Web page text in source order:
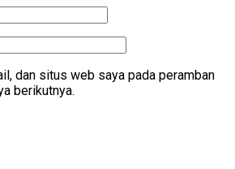
dan situs web saya pada peramban
berikutnya.